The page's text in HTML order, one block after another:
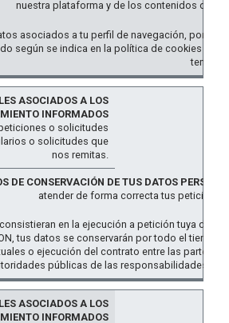
nuestra plataforma y de los contenidos
asociados a tu perfil de navegación, por
según se indica en la política de cookies de
o solicitudes
o solicitudes que
nos remitas.
atender de forma correcta tus
en la ejecución a petición tuya de
tus datos se conservarán por todo el
o ejecución del contrato entre las partes,
públicas de las responsabilidades